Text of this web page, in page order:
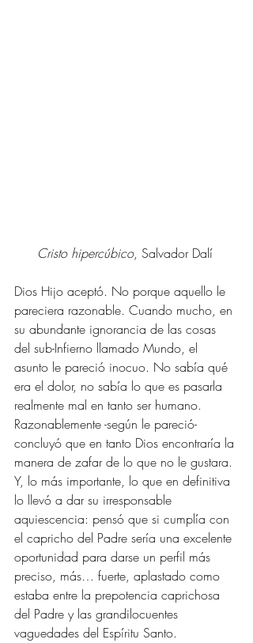
Cristo hipercúbico, Salvador Dalí
Dios Hijo aceptó. No porque aquello le
pareciera razonable. Cuando mucho, en
su abundante ignorancia de las cosas
del sub-Infierno llamado Mundo, el
asunto le pareció inocuo. No sabía qué
era el dolor, no sabía lo que es pasarla
realmente mal en tanto ser humano.
Razonablemente -según le pareció-
concluyó que en tanto Dios encontraría la
manera de zafar de lo que no le gustara.
Y, lo más importante, lo que en definitiva
lo llevó a dar su irresponsable
aquiescencia: pensó que si cumplía con
el capricho del Padre sería una excelente
oportunidad para darse un perfil más
preciso, más… fuerte, aplastado como
estaba entre la prepotencia caprichosa
del Padre y las grandilocuentes
vaguedades del Espíritu Santo.